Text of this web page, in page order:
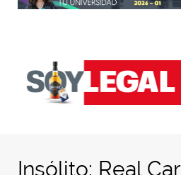
Insólito: Real